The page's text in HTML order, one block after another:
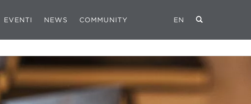
EVENTI NEWS COMMUNITY EN